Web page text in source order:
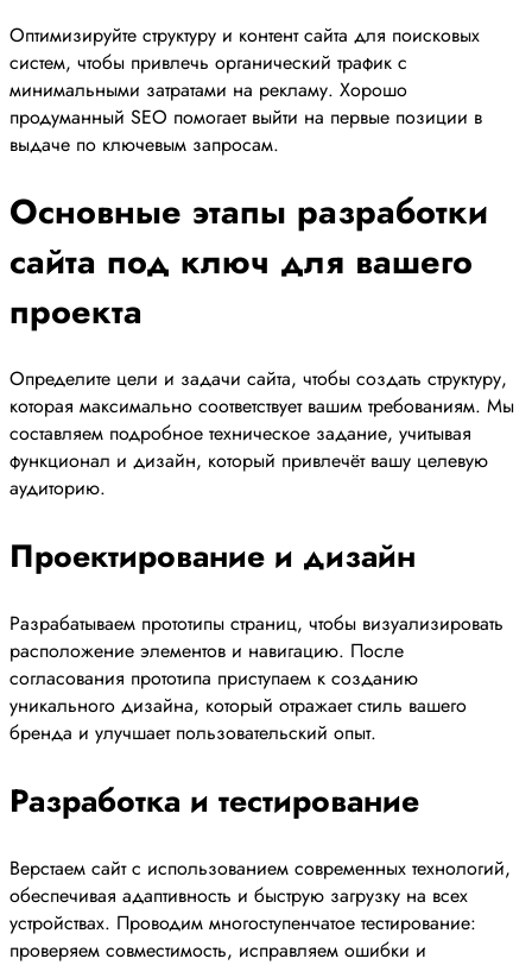
Оптимизируйте структуру и контент сайта для поисковых
систем, чтобы привлечь органический трафик с
минимальными затратами на рекламу. Хорошо
продуманный SEO помогает выйти на первые позиции в
выдаче по ключевым запросам.
Основные этапы разработки
сайта под ключ для вашего
проекта
Определите цели и задачи сайта, чтобы создать структуру,
которая максимально соответствует вашим требованиям. Мы
составляем подробное техническое задание, учитывая
функционал и дизайн, который привлечёт вашу целевую
аудиторию.
Проектирование и дизайн
Разрабатываем прототипы страниц, чтобы визуализировать
расположение элементов и навигацию. После
согласования прототипа приступаем к созданию
уникального дизайна, который отражает стиль вашего
бренда и улучшает пользовательский опыт.
Разработка и тестирование
Верстаем сайт с использованием современных технологий,
обеспечивая адаптивность и быструю загрузку на всех
устройствах. Проводим многоступенчатое тестирование:
проверяем совместимость, исправляем ошибки и